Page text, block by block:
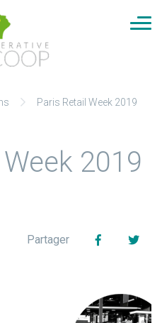
Paris Retail Week 2019
2019
Partager Facebook